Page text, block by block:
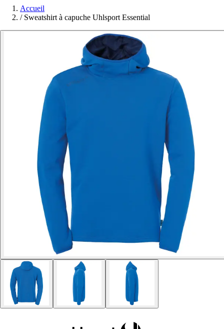
Accueil
/ Sweatshirt à capuche Uhlsport Essential